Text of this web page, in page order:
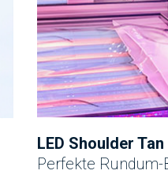
LED Shoulder Tan
Perfekte Rundum-